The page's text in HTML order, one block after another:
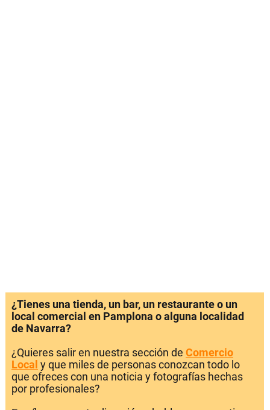
¿Tienes una tienda, un bar, un restaurante o un
local comercial en Pamplona o alguna localidad
de Navarra?
¿Quieres salir en nuestra sección de Comercio
Local y que miles de personas conozcan todo lo
que ofreces con una noticia y fotografías hechas
por profesionales?